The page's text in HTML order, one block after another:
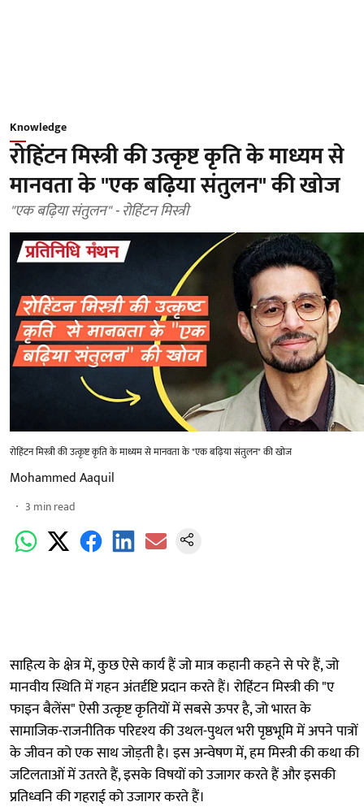
Knowledge
रोहिंटन मिस्त्री की उत्कृष्ट कृति के माध्यम से
मानवता के "एक बढ़िया संतुलन" की खोज
"एक बढ़िया संतुलन" - रोहिंटन मिस्त्री
रोहिंटन मिस्त्री की उत्कृष्ट कृति के माध्यम से मानवता के "एक बढ़िया संतुलन" की खोज
Mohammed Aaquil
3 min read
साहित्य के क्षेत्र में, कुछ ऐसे कार्य हैं जो मात्र कहानी कहने से परे हैं, जो
मानवीय स्थिति में गहन अंतर्दृष्टि प्रदान करते हैं। रोहिंटन मिस्त्री की "ए
फाइन बैलेंस" ऐसी उत्कृष्ट कृतियों में सबसे ऊपर है, जो भारत के
सामाजिक-राजनीतिक परिदृश्य की उथल-पुथल भरी पृष्ठभूमि में अपने पात्रों
के जीवन को एक साथ जोड़ती है। इस अन्वेषण में, हम मिस्त्री की कथा की
जटिलताओं में उतरते हैं, इसके विषयों को उजागर करते हैं और इसकी
प्रतिध्वनि की गहराई को उजागर करते हैं।